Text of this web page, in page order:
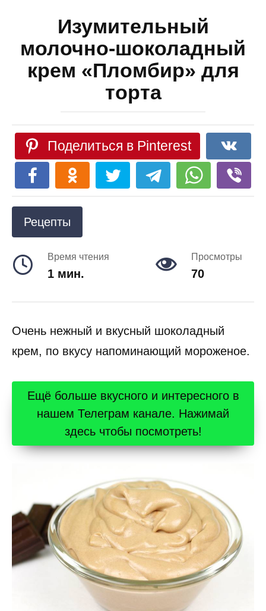
Изумительный
молочно-шоколадный
крем «Пломбир» для
торта
Поделиться в Pinterest
Рецепты
Время чтения
1 мин.
Просмотры
70
Очень нежный и вкусный шоколадный
крем, по вкусу напоминающий мороженое.
Ещё больше вкусного и интересного в
нашем Телеграм канале. Нажимай
здесь чтобы посмотреть!